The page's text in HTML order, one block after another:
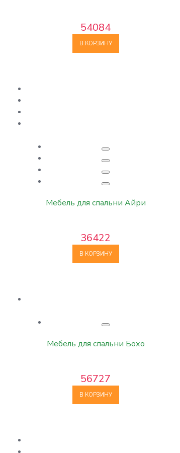
54084
В КОРЗИНУ
Мебель для спальни Айри
36422
В КОРЗИНУ
Мебель для спальни Бохо
56727
В КОРЗИНУ